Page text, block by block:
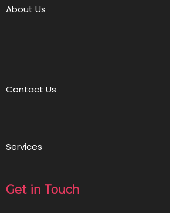
About Us
Contact Us
Services
Get in Touch